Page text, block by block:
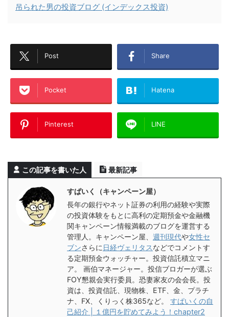
吊られた男の投資ブログ (インデックス投資)
Post Share
Pocket Hatena
Pinterest LINE
この記事を書いた人 最新記事
すぱいく（キャンペーン屋）
長年の銀行やネット証券の利用の経験や実際
の投資体験をもとに高利の定期預金や金融機
関キャンペーン情報満載のブログを運営する
管理人。キャンペーン屋、 週刊現代や女性セ
ブンさらに 日経ヴェリタスなどでコメントす
る定期預金ウォッチャー。投資信託積立マニ
ア。 画伯マネージャー。投信ブロガーが選ぶ
FOY懇親会実行委員。恐妻家友の会会長。投
資は、投資信託、現物株、ETF、金、プラチ
ナ、FX、くりっく株365など。 すぱいくの自
己紹介 | １億円を貯めてみよう！chapter2